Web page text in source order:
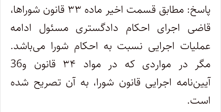
پاسخ: مطابق قسمت اخیر ماده ۳۳ قانون شوراها،
قاضی اجرای احکام دادگستری مسئول ادامه
عملیات اجرایی نسبت به احکام شورا می‌باشد.
مگر در مواردی که در مواد ۳۴ قانون و36
آیین‌نامه اجرایی قانون شورا، به آن تصریح شده
است.